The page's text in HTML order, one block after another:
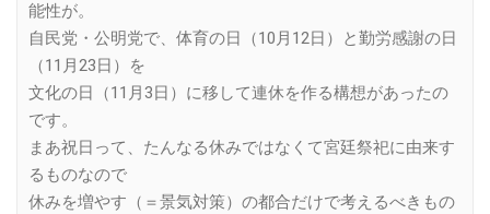
能性が。
自民党・公明党で、体育の日（10月12日）と勤労感謝の日
（11月23日）を
文化の日（11月3日）に移して連休を作る構想があったの
です。
まあ祝日って、たんなる休みではなくて宮廷祭祀に由来す
るものなので
休みを増やす（＝景気対策）の都合だけで考えるべきもの